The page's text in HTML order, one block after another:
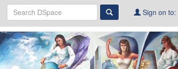
Sign on to: